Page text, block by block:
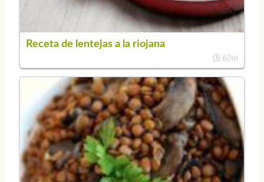
Receta de lentejas a la riojana
60m